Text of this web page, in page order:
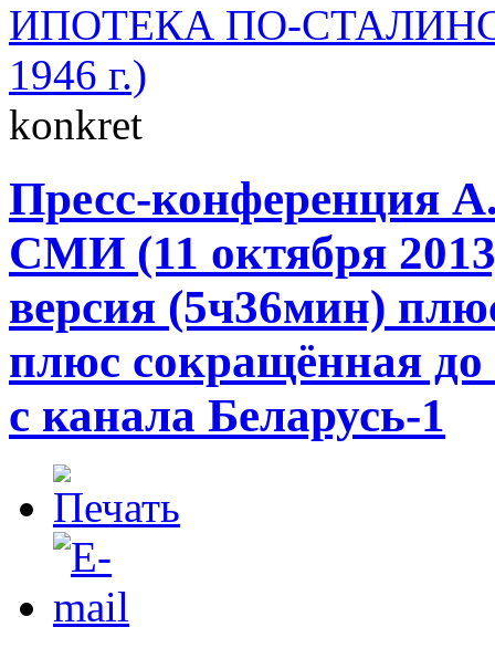
ИПОТЕКА ПО-
1946 г.)
konkret
Пресс-конференция
СМИ (11 октября
версия (5ч36мин)
плюс сокращённая до
с канала Беларусь-1